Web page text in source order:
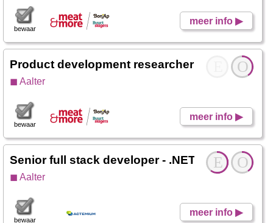
meer info ▶
bewaar
O
Product development researcher - Quick lunch
◼ Aalter
meer info ▶
bewaar
O
E
Senior full stack developer - .NET, Angular,
◼ Aalter
meer info ▶
bewaar